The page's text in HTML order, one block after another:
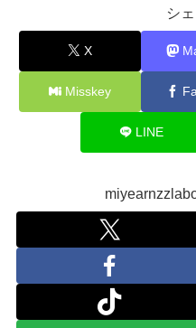
シ
X
Misskey
LINE